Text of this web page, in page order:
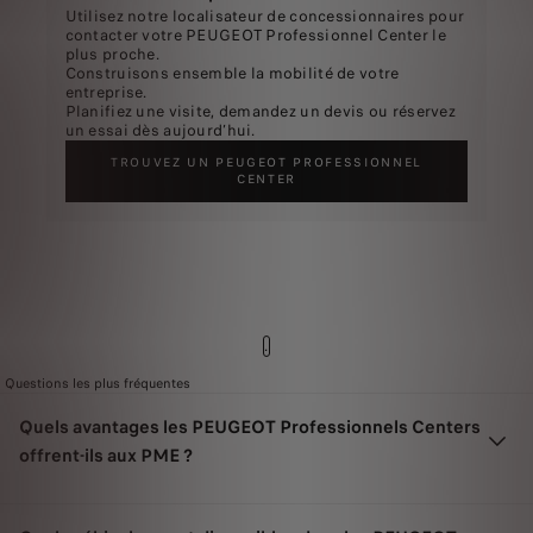
Utilisez notre localisateur de concessionnaires pour
contacter votre PEUGEOT Professionnel Center le
plus proche.
Construisons ensemble la mobilité de votre
entreprise.
Planifiez une visite, demandez un devis ou réservez
un essai dès aujourd’hui.
TROUVEZ UN PEUGEOT PROFESSIONNEL
CENTER
.
Questions les plus fréquentes
Quels avantages les PEUGEOT Professionnels Centers
offrent-ils aux PME ?